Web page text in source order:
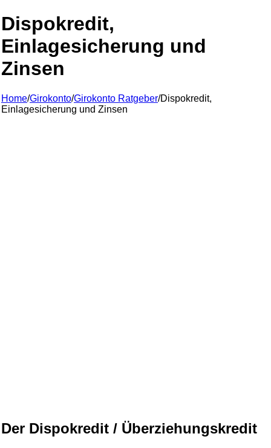
Dispokredit,
Einlagesicherung und
Zinsen
Home/Girokonto/Girokonto Ratgeber/Dispokredit,
Einlagesicherung und Zinsen
Der Dispokredit / Überziehungskredit